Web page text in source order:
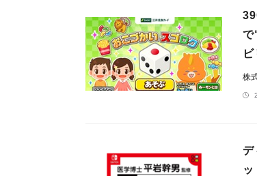
で
株
デ